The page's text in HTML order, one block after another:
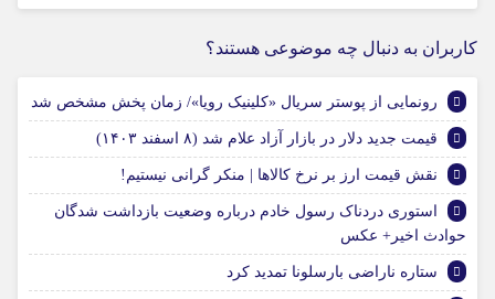
کاربران به دنبال چه موضوعی هستند؟
رونمایی از پوستر سریال «کلینیک رویا»/ زمان پخش مشخص شد
قیمت جدید دلار در بازار آزاد علام شد (۸ اسفند ۱۴۰۳)
نقش قیمت ارز بر نرخ کالاها | منکر گرانی نیستیم!
استوری دردناک رسول خادم درباره وضعیت بازداشت شدگان
حوادث اخیر+ عکس
ستاره ناراضی بارسلونا تمدید کرد